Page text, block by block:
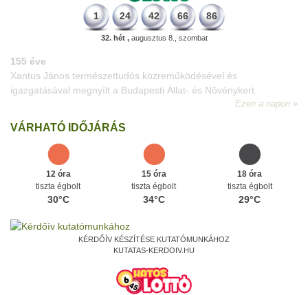
1 24 42 66 86
32. hét ,augusztus 8., szombat
VÁRHATÓ IDŐJÁRÁS
12 óra
tiszta égbolt
30°C
15 óra
tiszta égbolt
34°C
18 óra
tiszta égbolt
29°C
KÉRDŐÍV KÉSZÍTÉSE KUTATÓMUNKÁHOZ
KUTATAS-KERDOIV.HU